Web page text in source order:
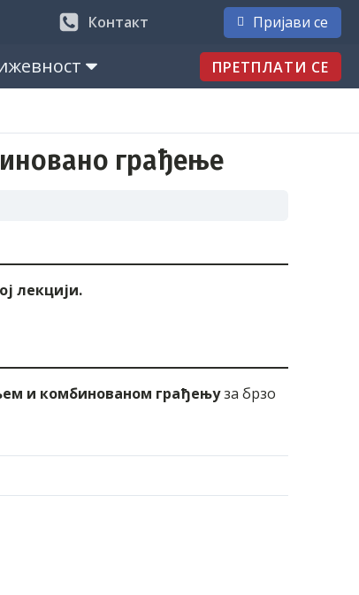
Контакт Пријави се
ПРЕТПЛАТИ СЕ
грађење
лекцији.
и комбинованом грађењуза брзо